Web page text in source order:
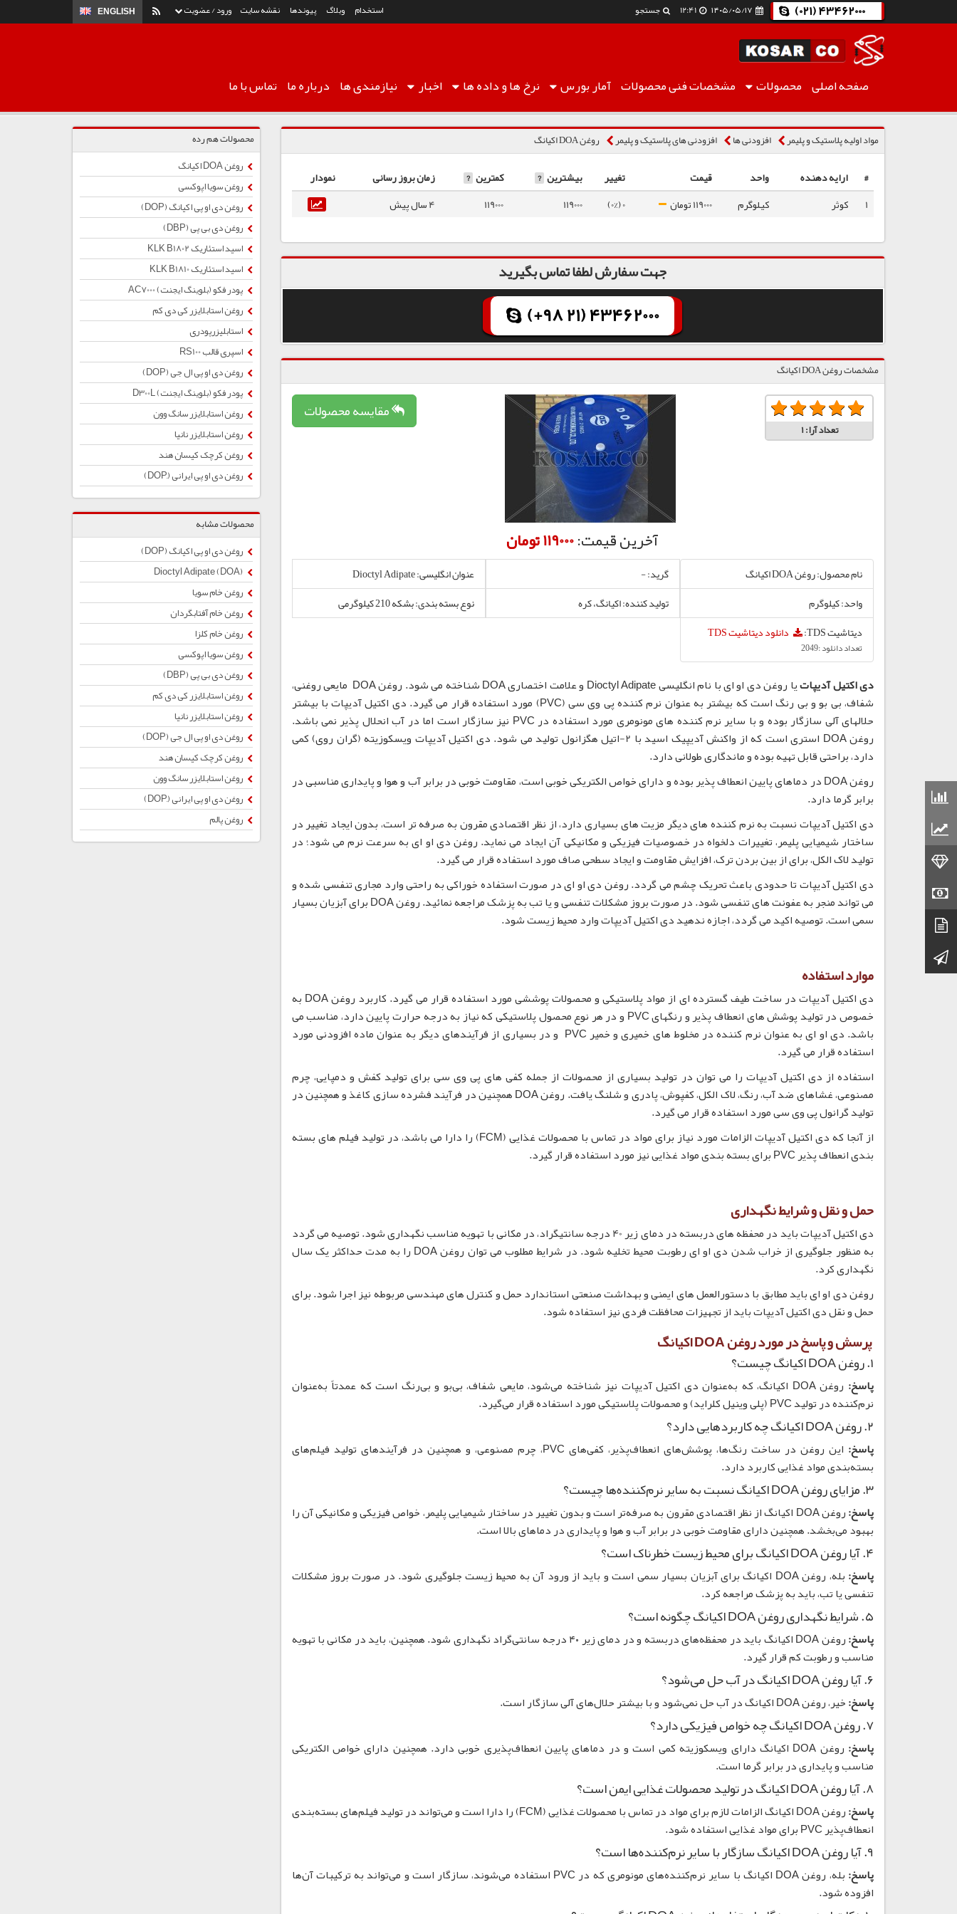
ورود / عضویت ENGLISH استخدام وبلاگ پیوندها نقشه سایت (021) 43462000
12:41 جستجو
صفحه اصلی محصولات مشخصات فنیمحصولات آماربورس نرخ هاو داده ها اخبار نیازمندی ها درباره ما تماس با ما روغن DOA اکیانگ
قیمت مواد شیمیایی
قیمت مواد پلاستیکی
قیمت طلا
قیمت سکه
دیتاشیت
مواد اولیه پلاستیک و پلیمر افزودنی ها افزودنی های پلاستیک و پلیمر روغن DOA اکیانگ
# ارایه دهنده واحد قیمت تغییر بیشترین ? کمترین ? زمان بروز رسانی
نمودار
1
کوثر کیلوگرم 119000 تومان 0 (0%)
119000
119000 4 سال پیش
جهت سفارش لطفا تماس بگیرید
(+98 21) 43462000
مشخصات روغن DOA اکیانگ
تعداد آرا:1
مقایسه محصولات
آخرین قیمت:119000 تومان
نام محصول: روغن DOA اکیانگ گرید: -
عنوان انگلیسی: Dioctyl Adipate
واحد: کیلوگرم
تولید کننده: اکیانگ، کره
نوع بسته بندی: بشکه 210 کیلوگرمی
دیتاشیت TDS:
دانلود دیتاشیت TDS
تعداد دانلود :2049
دی اکتیل آدیپات
یا روغن دی او ای با نام انگلیسی Dioctyl Adipate و علامت اختصاری DOA شناخته می شود. روغن DOA مایعی روغنی،
شفاف، بی بو و بی رنگ است که بیشتر به عنوان نرم کننده پی وی سی (PVC) مورد استفاده قرار می گیرد. دی اکتیل آدیپات با بیشتر
حلالهای آلی سازگار بوده و با سایر نرم کننده های مونومری مورد استفاده در PVC نیز سازگار است اما در آب انحلال پذیر نمی باشد.
روغن DOA استری است که از واکنش آدیپیک اسید با 2-اتیل هگزانول تولید می شود. دی اکتیل آدیپات ویسکوزیته (گران روی) کمی
دارد، براحتی قابل تهیه بوده و ماندگاری طولانی دارد.
روغن DOA در دماهای پایین انعطاف پذیر بوده و دارای خواص الکتریکی خوبی است، مقاومت خوبی در برابر آب و هوا و پایداری مناسبی در
برابر گرما دارد.
دی اکتیل آدیپات نسبت به نرم کننده های دیگر مزیت های بسیاری دارد، از نظر اقتصادی مقرون به صرفه تر است، بدون ایجاد تغییر در
ساختار شیمیایی پلیمر، تغییرات دلخواه در خصوصیات فیزیکی و مکانیکی آن ایجاد می نماید. روغن دی او ای به سرعت نرم می شود؛ در
تولید لاک الکل، برای از بین بردن ترک، افزایش مقاومت و ایجاد سطحی صاف مورد استفاده قرار می گیرد.
دی اکتیل آدیپات تا حدودی باعث تحریک چشم می گردد. روغن دی او ای در صورت استفاده خوراکی به راحتی وارد مجاری تنفسی شده و
می تواند منجر به عفونت های تنفسی شود. در صورت بروز مشکلات تنفسی و یا تب به پزشک مراجعه نمائید. روغن DOA برای آبزیان بسیار
سمی است. توصیه اکید می گردد، اجازه ندهید دی اکتیل آدیپات وارد محیط زیست شود.
موارد استفاده
دی اکتیل آدیپات در ساخت طیف گسترده ای از مواد پلاستیکی و محصولات پوششی مورد استفاده قرار می گیرد. کاربرد روغن DOA به
خصوص در تولید پوشش های انعطاف پذیر و رنگهای PVC و در هر نوع محصول پلاستیکی که نیاز به درجه حرارت پایین دارد، مناسب می
باشد. دی او ای به عنوان نرم کننده در مخلوط های خمیری و خمیر PVC و در بسیاری از فرآیندهای دیگر به عنوان ماده افزودنی مورد
استفاده قرار می گیرد.
استفاده از دی اکتیل آدیپات را می توان در تولید بسیاری از محصولات از جمله کفی های پی وی سی برای تولید کفش و دمپایی، چرم
مصنوعی، غشاهای ضد آب، رنگ، لاک الکل، کفپوش، پادری و شلنگ یافت. روغن DOA همچنین در فرآیند فشرده سازی کاغذ و همچنین در
تولید گرانول پی وی سی مورد استفاده قرار می گیرد.
از آنجا که دی اکتیل آدیپات الزامات مورد نیاز برای مواد در تماس با محصولات غذایی (FCM) را دارا می باشد، در تولید فیلم های بسته
بندی انعطاف پذیر PVC برای بسته بندی مواد غذایی نیز مورد استفاده قرار گیرد.
حمل و نقل و شرایط نگهداری
دی اکتیل آدیپات باید در محفظه های دربسته در دمای زیر 40 درجه سانتیگراد، در مکانی با تهویه مناسب نگهداری شود. توصیه می گردد
به منظور جلوگیری از خراب شدن دی او ای رطوبت محیط تخلیه شود. در شرایط مطلوب می توان روغن DOA را به مدت حداکثر یک سال
نگهداری کرد.
روغن دی او ای باید مطابق با دستورالعمل های ایمنی و بهداشت صنعتی استاندارد حمل و کنترل های مهندسی مربوطه نیز اجرا شود. برای
حمل و نقل دی اکتیل آدیپات باید از تجهیزات محافظت فردی نیز استفاده شود.
پرسش و پاسخ در مورد روغن DOA اکیانگ
۱. روغن DOA اکیانگ چیست؟
پاسخ:
روغن DOA اکیانگ، که به‌عنوان دی اکتیل آدیپات نیز شناخته می‌شود، مایعی شفاف، بی‌بو و بی‌رنگ است که عمدتاً به‌عنوان
نرم‌کننده در تولید PVC (پلی وینیل کلراید) و محصولات پلاستیکی مورد استفاده قرار می‌گیرد.
۲. روغن DOA اکیانگ چه کاربردهایی دارد؟
پاسخ:
این روغن در ساخت رنگ‌ها، پوشش‌های انعطاف‌پذیر، کفی‌های PVC، چرم مصنوعی، و همچنین در فرآیندهای تولید فیلم‌های
بسته‌بندی مواد غذایی کاربرد دارد.
۳. مزایای روغن DOA اکیانگ نسبت به سایر نرم‌کننده‌ها چیست؟
پاسخ:
روغن DOA اکیانگ از نظر اقتصادی مقرون به صرفه‌تر است و بدون تغییر در ساختار شیمیایی پلیمر، خواص فیزیکی و مکانیکی آن را
بهبود می‌بخشد. همچنین دارای مقاومت خوبی در برابر آب و هوا و پایداری در دماهای بالا است.
۴. آیا روغن DOA اکیانگ برای محیط زیست خطرناک است؟
پاسخ:
بله، روغن DOA اکیانگ برای آبزیان بسیار سمی است و باید از ورود آن به محیط زیست جلوگیری شود. در صورت بروز مشکلات
تنفسی یا تب، باید به پزشک مراجعه کرد.
۵. شرایط نگهداری روغن DOA اکیانگ چگونه است؟
پاسخ:
روغن DOA اکیانگ باید در محفظه‌های دربسته و در دمای زیر ۴۰ درجه سانتی‌گراد نگهداری شود. همچنین، باید در مکانی با تهویه
مناسب و رطوبت کم قرار گیرد.
۶. آیا روغن DOA اکیانگ در آب حل می‌شود؟
پاسخ:خیر، روغن DOA اکیانگ در آب حل نمی‌شود و با بیشتر حلال‌های آلی سازگار است.
۷. روغن DOA اکیانگ چه خواص فیزیکی دارد؟
پاسخ:
روغن DOA اکیانگ دارای ویسکوزیته کمی است و در دماهای پایین انعطاف‌پذیری خوبی دارد. همچنین دارای خواص الکتریکی
مناسب و پایداری در برابر گرما است.
۸. آیا روغن DOA اکیانگ در تولید محصولات غذایی ایمن است؟
پاسخ:
روغن DOA اکیانگ الزامات لازم برای مواد در تماس با محصولات غذایی (FCM) را دارا است و می‌تواند در تولید فیلم‌های بسته‌بندی
انعطاف‌پذیر PVC برای مواد غذایی استفاده شود.
۹. آیا روغن DOA اکیانگ سازگار با سایر نرم‌کننده‌ها است؟
پاسخ:
بله، روغن DOA اکیانگ با سایر نرم‌کننده‌های مونومری که در PVC استفاده می‌شوند، سازگار است و می‌تواند به ترکیبات آن‌ها
افزوده شود.
محصولات هم رده
روغن DOA اکیانگ
روغن سویا اپوکسی
روغن دی او پی اکیانگ (DOP)
روغن دی بی پی (DBP)
اسید استئاریک KLK B1802
اسید استئاریک KLK B1810
پودر فکو (بلوینگ ایجنت) AC7000
روغن استابلایزر کی دی کم
استابلیزرپودری
اسپری قالب RS100
روغن دی او پی ال جی (DOP)
پودر فکو (بلوینگ ایجنت) D300L
روغن استابلایزر سانگ وون
روغن استابلایزر نانیا
روغن کرچک کیسان هند
روغن دی او پی ایرانی (ِDOP)
محصولات مشابه
روغن دی او پی اکیانگ (DOP)
روغن خام سویا
روغن خام آفتابگردان
روغن خام کلزا
روغن سویا اپوکسی
روغن دی بی پی (DBP)
روغن استابلایزر کی دی کم
روغن استابلایزر نانیا
روغن دی او پی ال جی (DOP)
روغن کرچک کیسان هند
روغن استابلایزر سانگ وون
روغن دی او پی ایرانی (ِDOP)
روغن پالم